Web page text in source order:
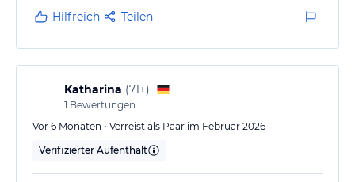
für ein Hilton Hotel sehr schlechtes Preis
Leistungsverhältnis.
Hilfreich Teilen
Katharina (71+)
1 Bewertungen
Vor 6 Monaten • Verreist als Paar im Februar 2026
Verifizierter Aufenthalt